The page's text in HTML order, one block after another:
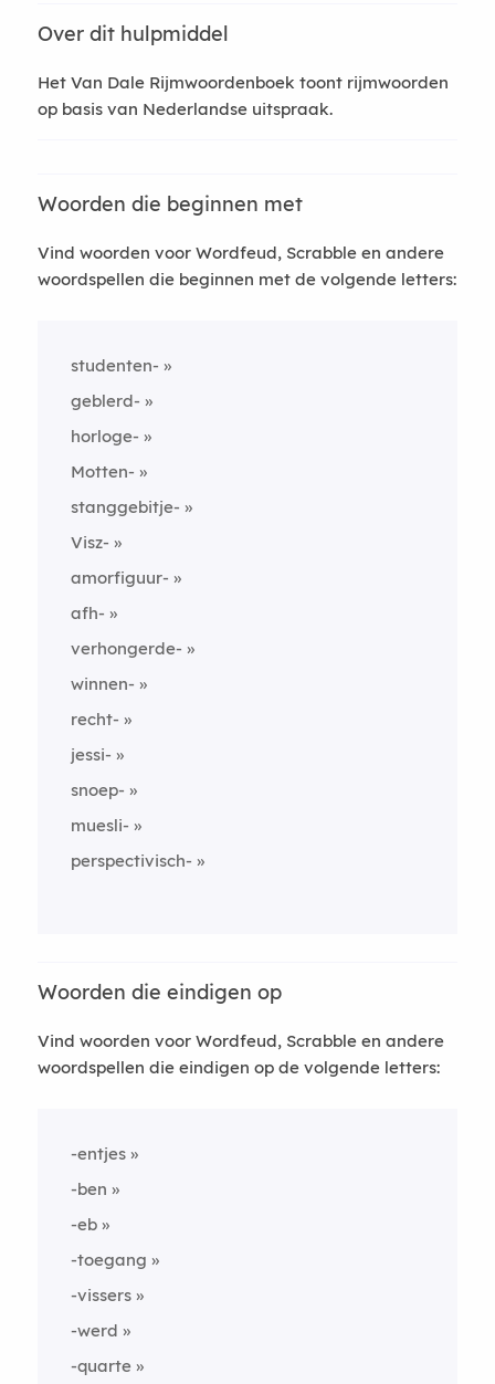
Over dit hulpmiddel
Het Van Dale Rijmwoordenboek toont rijmwoorden
op basis van Nederlandse uitspraak.
Woorden die beginnen met
Vind woorden voor Wordfeud, Scrabble en andere
woordspellen die beginnen met de volgende letters:
studenten-
geblerd-
horloge-
Motten-
stanggebitje-
Visz-
amorfiguur-
afh-
verhongerde-
winnen-
recht-
jessi-
snoep-
muesli-
perspectivisch-
Woorden die eindigen op
Vind woorden voor Wordfeud, Scrabble en andere
woordspellen die eindigen op de volgende letters:
-entjes
-ben
-eb
-toegang
-vissers
-werd
-quarte